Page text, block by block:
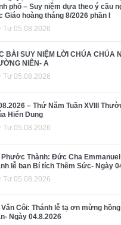
phố – Suy niệm dựa theo ý cầu
Giáo hoàng tháng 8/2026 phần I
Tư 05.08.2026
BÀI SUY NIỆM LỜI CHÚA CHÚA
NIÊN- A
Tư 05.08.2026
– Thứ Năm Tuần XVIII
Hiển Dung
Tư 05.08.2026
Phước Thành: Đức Cha
lễ ban Bí tích Thêm Sức- Ngày
Tư 05.08.2026
Văn Côi: Thánh lễ tạ ơn mừng
Ngày 04.8.2026